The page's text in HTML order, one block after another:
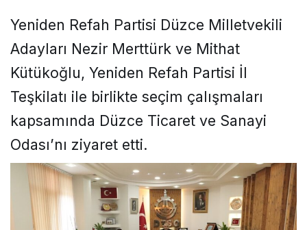
Yeniden Refah Partisi Düzce Milletvekili
Adayları Nezir Merttürk ve Mithat
Kütükoğlu, Yeniden Refah Partisi İl
Teşkilatı ile birlikte seçim çalışmaları
kapsamında Düzce Ticaret ve Sanayi
Odası’nı ziyaret etti.